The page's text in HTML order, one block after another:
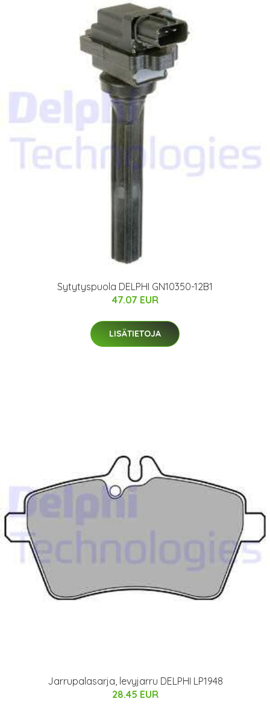
Sytytyspuola DELPHI GN10350-12B1
47.07 EUR
LISÄTIETOJA
Jarrupalasarja, levyjarru DELPHI LP1948
28.45 EUR